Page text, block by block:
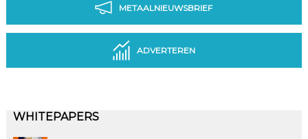
METAALNIEUWSBRIEF
ADVERTEREN
WHITEPAPERS